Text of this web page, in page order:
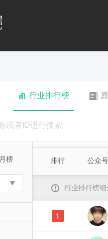
行业排行榜
月榜 排行 公众号
行业排行榜
1